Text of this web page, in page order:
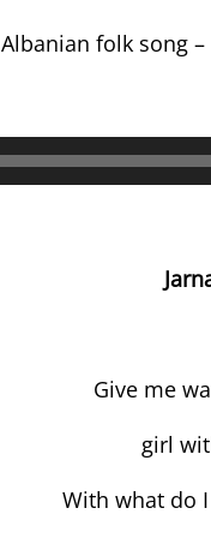
Albanian folk song
Give me
girl
With what do